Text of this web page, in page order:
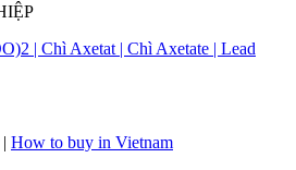
| Chì Axetat | Chì Axetate | Lead
| How to buy in Vietnam